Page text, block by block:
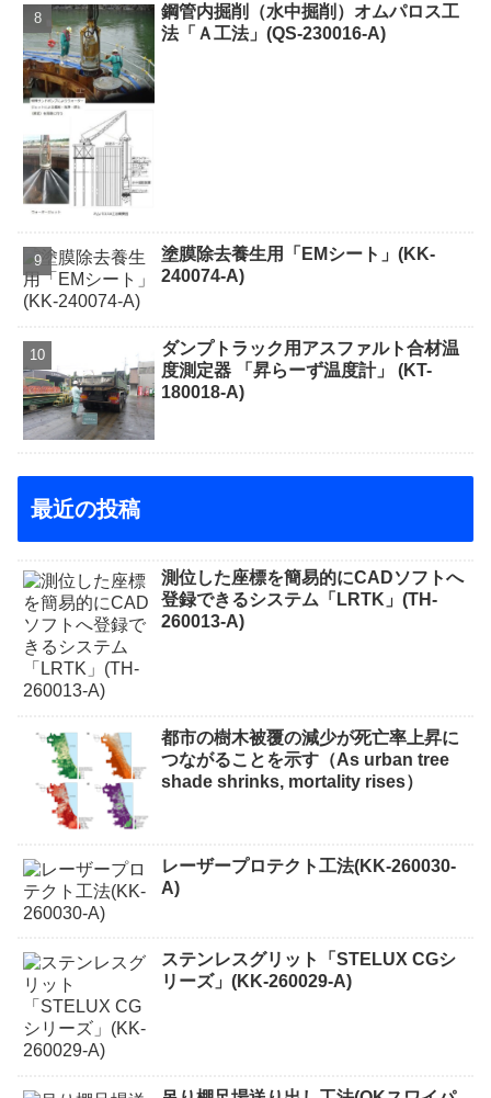
鋼管内掘削（水中掘削）オムパロス工
法「Ａ工法」(QS-230016-A)
塗膜除去養生用「EMシート」(KK-
240074-A)
ダンプトラック用アスファルト合材温
度測定器 「昇らーず温度計」 (KT-
180018-A)
最近の投稿
測位した座標を簡易的にCADソフトへ
登録できるシステム「LRTK」(TH-
260013-A)
都市の樹木被覆の減少が死亡率上昇に
つながることを示す（As urban tree
shade shrinks, mortality rises）
レーザープロテクト⼯法(KK-260030-
A)
ステンレスグリット「STELUX CGシ
リーズ」(KK-260029-A)